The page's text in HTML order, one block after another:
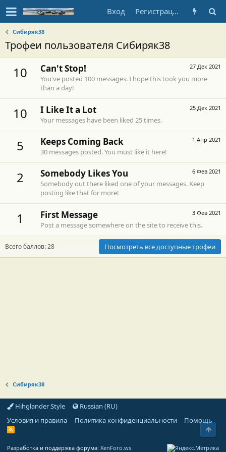
Вход Регистрация
Сибиряк38
Трофеи пользователя Сибиряк38
10 27 Дек 2021
Can't Stop!
You've posted 100 messages. I hope this took you more
than a day!
10 25 Дек 2021
I Like It a Lot
Your messages have been liked 25 times.
5 1 Апр 2021
Keeps Coming Back
30 messages posted. You must like it here!
2 6 Фев 2021
Somebody Likes You
Somebody out there liked one of your messages. Keep
posting like that for more!
1 3 Фев 2021
First Message
Post a message somewhere on the site to receive this.
Всего баллов: 28 Посмотреть все доступные трофеи
Сибиряк38
Hihglander Style
Russian (RU)
Условия и правила
Политика конфиденциальности Помощь
R
Разработка и поддержка форума: XenForo.ws